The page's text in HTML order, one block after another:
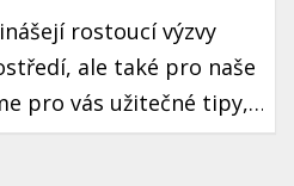
rostoucí výzvy
ale také pro naše
pro vás užitečné tipy,
vlivy těchto